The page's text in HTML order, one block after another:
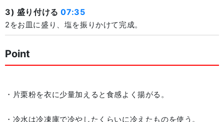
3) 盛り付ける07:35
2をお皿に盛り、塩を振りかけて完成。
Point
・片栗粉を衣に少量加えると食感よく揚がる。
・冷水は冷凍庫で冷やしたくらいに冷えたものを使う。